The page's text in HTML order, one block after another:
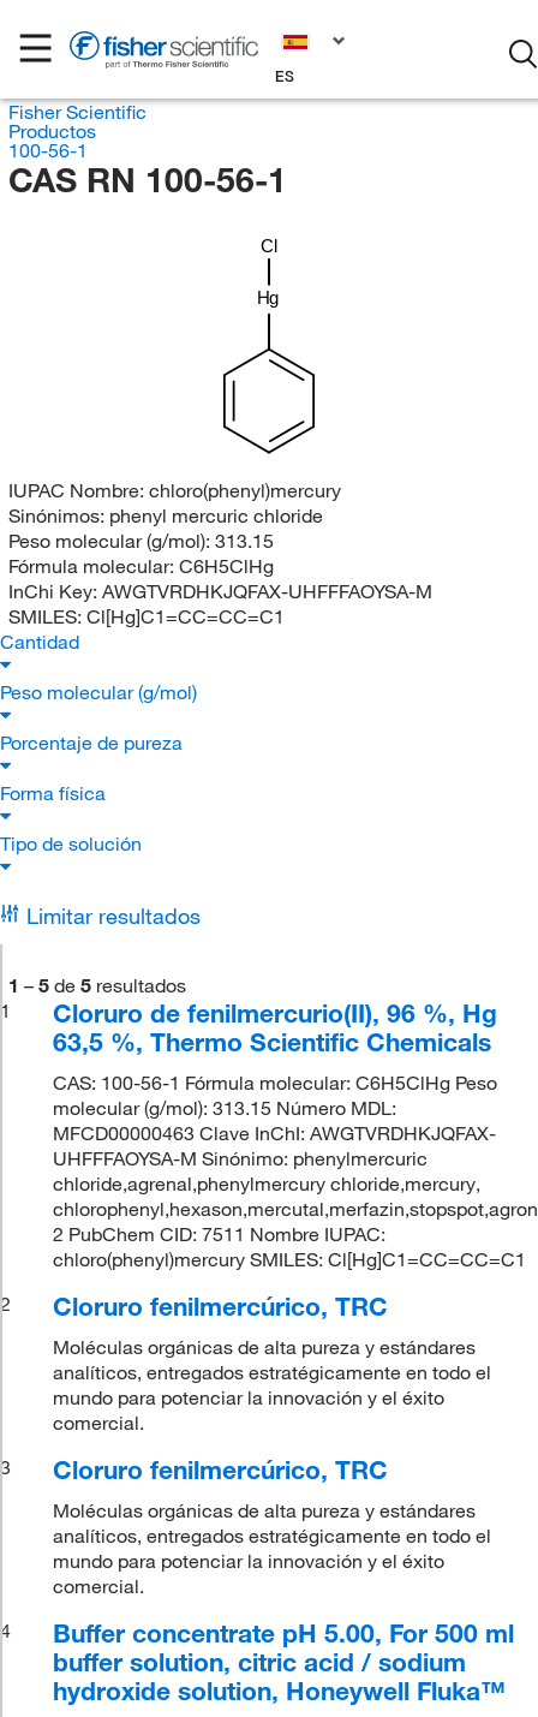
ES
Fisher Scientific
Productos
100-56-1
CAS RN 100-56-1
Cl
Hg
IUPAC Nombre: chloro(phenyl)mercury
Sinónimos: phenyl mercuric chloride
Peso molecular (g/mol): 313.15
Fórmula molecular: C6H5ClHg
InChi Key: AWGTVRDHKJQFAX-UHFFFAOYSA-M
SMILES: Cl[Hg]C1=CC=CC=C1
Cantidad
Peso molecular (g/mol)
Porcentaje de pureza
Forma física
Tipo de solución
Limitar resultados
1 – 5 de 5 resultados
1
Cloruro de fenilmercurio(II), 96 %, Hg
63,5 %, Thermo Scientific Chemicals
CAS: 100-56-1 Fórmula molecular: C6H5ClHg Peso
molecular (g/mol): 313.15 Número MDL:
MFCD00000463 Clave InChI: AWGTVRDHKJQFAX-
UHFFFAOYSA-M Sinónimo: phenylmercuric
chloride,agrenal,phenylmercury chloride,mercury,
2 PubChem CID: 7511 Nombre IUPAC:
chloro(phenyl)mercury SMILES: Cl[Hg]C1=CC=CC=C1
2
Cloruro fenilmercúrico, TRC
Moléculas orgánicas de alta pureza y estándares
analíticos, entregados estratégicamente en todo el
mundo para potenciar la innovación y el éxito
comercial.
3
Cloruro fenilmercúrico, TRC
Moléculas orgánicas de alta pureza y estándares
analíticos, entregados estratégicamente en todo el
mundo para potenciar la innovación y el éxito
comercial.
4
Buffer concentrate pH 5.00, For 500 ml
buffer solution, citric acid / sodium
hydroxide solution, Honeywell Fluka™